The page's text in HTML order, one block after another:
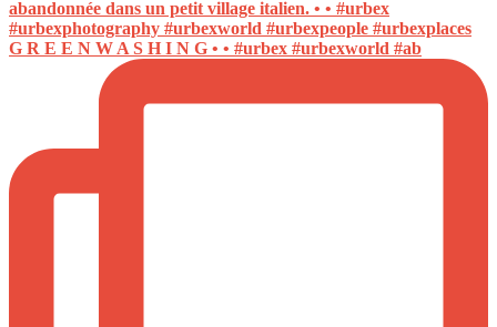
G R E E N W A S H I N G • • #urbex #urbexworld #ab